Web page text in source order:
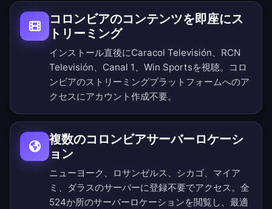
コロンビアのコンテンツを即座にス
トリーミング
インストール直後にCaracol Televisión、RCN
Televisión、Canal 1、Win Sportsを視聴。コロ
ンビアのストリーミングプラットフォームへのア
クセスにアカウント作成不要。
複数のコロンビアサーバーロケーシ
ョン
ニューヨーク、ロサンゼルス、シカゴ、マイア
ミ、ダラスのサーバーに登録不要でアクセス。 全
524か所のサーバーロケーションを閲覧し、最適